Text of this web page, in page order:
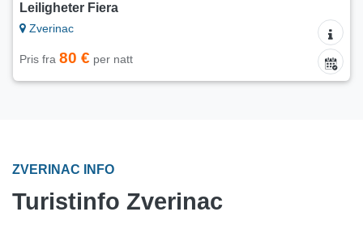
Leiligheter Fiera
Zverinac
Pris fra 80 € per natt
ZVERINAC INFO
Turistinfo Zverinac